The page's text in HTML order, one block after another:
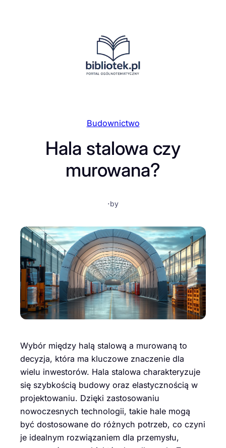
Budownictwo
Hala stalowa czy
murowana?
·by
Wybór między halą stalową a murowaną to
decyzja, która ma kluczowe znaczenie dla
wielu inwestorów. Hala stalowa charakteryzuje
się szybkością budowy oraz elastycznością w
projektowaniu. Dzięki zastosowaniu
nowoczesnych technologii, takie hale mogą
być dostosowane do różnych potrzeb, co czyni
je idealnym rozwiązaniem dla przemysłu,